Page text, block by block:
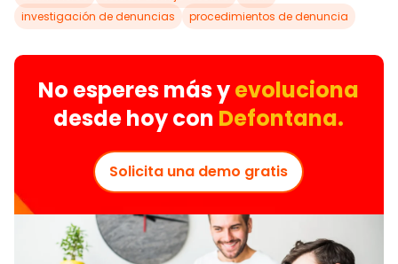
investigación de denuncias
procedimientos de denuncia
No esperes más yevoluciona
desde hoy con Defontana.
Solicita una demo gratis